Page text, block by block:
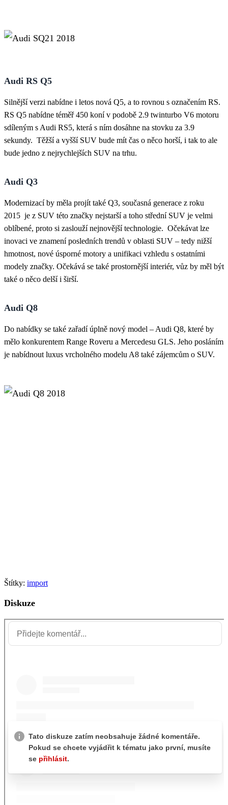
Audi RS Q5
Silnější verzi nabídne i letos nová Q5, a to rovnou s označením RS.
RS Q5 nabídne téměř 450 koní v podobě 2.9 twinturbo V6 motoru
sdíleným s Audi RS5, která s ním dosáhne na stovku za 3.9
sekundy. Těžší a vyšší SUV bude mít čas o něco horší, i tak to ale
bude jedno z nejrychlejších SUV na trhu.
Audi Q3
Modernizací by měla projít také Q3, současná generace z roku
2015 je z SUV této značky nejstarší a toho střední SUV je velmi
oblíbené, proto si zaslouží nejnovější technologie. Očekávat lze
inovaci ve znamení posledních trendů v oblasti SUV – tedy nižší
hmotnost, nové úsporné motory a unifikaci vzhledu s ostatními
modely značky. Očekává se také prostornější interiér, vůz by měl být
také o něco delší i širší.
Audi Q8
Do nabídky se také zařadí úplně nový model – Audi Q8, které by
mělo konkurentem Range Roveru a Mercedesu GLS. Jeho posláním
je nabídnout luxus vrcholného modelu A8 také zájemcům o SUV.
Štítky: import
Diskuze